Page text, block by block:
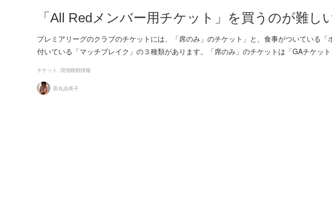
「All Redメンバー用チケット」を買うのが難し
プレミアリーグのクラブのチケットには、「席のみ」のチケット」と、食事がついている
付いている「マッチブレイク」の３種類があります。「席のみ」のチケットは「GAチケッ
チケット 現地観戦情報
田丸由美子